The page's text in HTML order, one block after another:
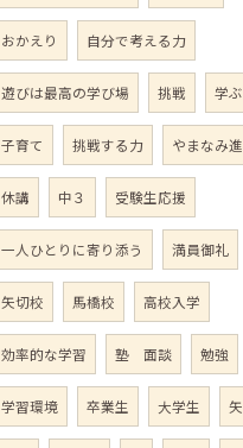
おかえり 自分で考える力
遊びは最高の学び場 挑戦 学ぶ
子育て 挑戦する力 やまなみ
休講 中３ 受験生応援
一人ひとりに寄り添う 満員御礼
矢切校 馬橋校 高校入学
効率的な学習 塾 面談 勉強
学習環境 卒業生 大学生